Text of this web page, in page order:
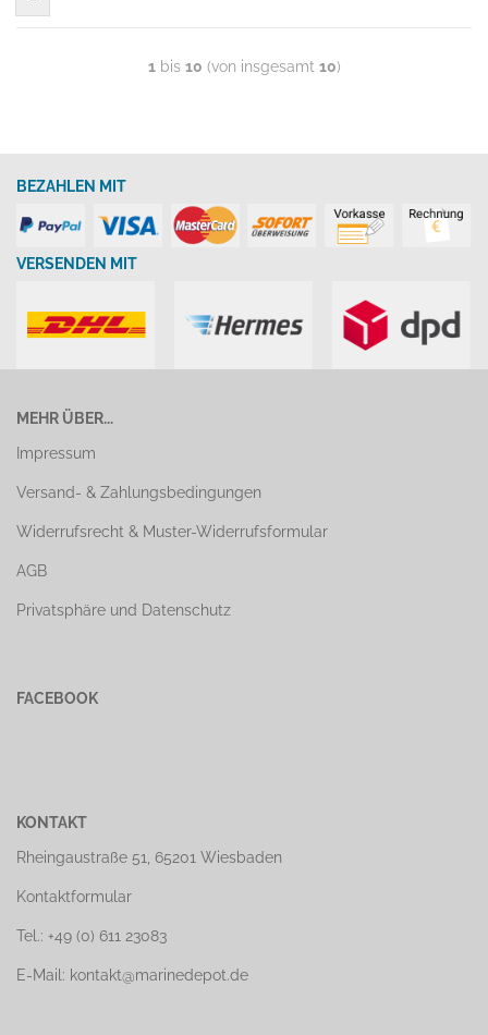
1bis 10 (von insgesamt 10)
BEZAHLEN MIT
VERSENDEN MIT
MEHR ÜBER...
Impressum
Versand- & Zahlungsbedingungen
Widerrufsrecht & Muster-Widerrufsformular
AGB
Privatsphäre und Datenschutz
FACEBOOK
KONTAKT
Rheingaustraße 51, 65201 Wiesbaden
Kontaktformular
Tel.: +49 (0) 611 23083
E-Mail: kontakt@marinedepot.de